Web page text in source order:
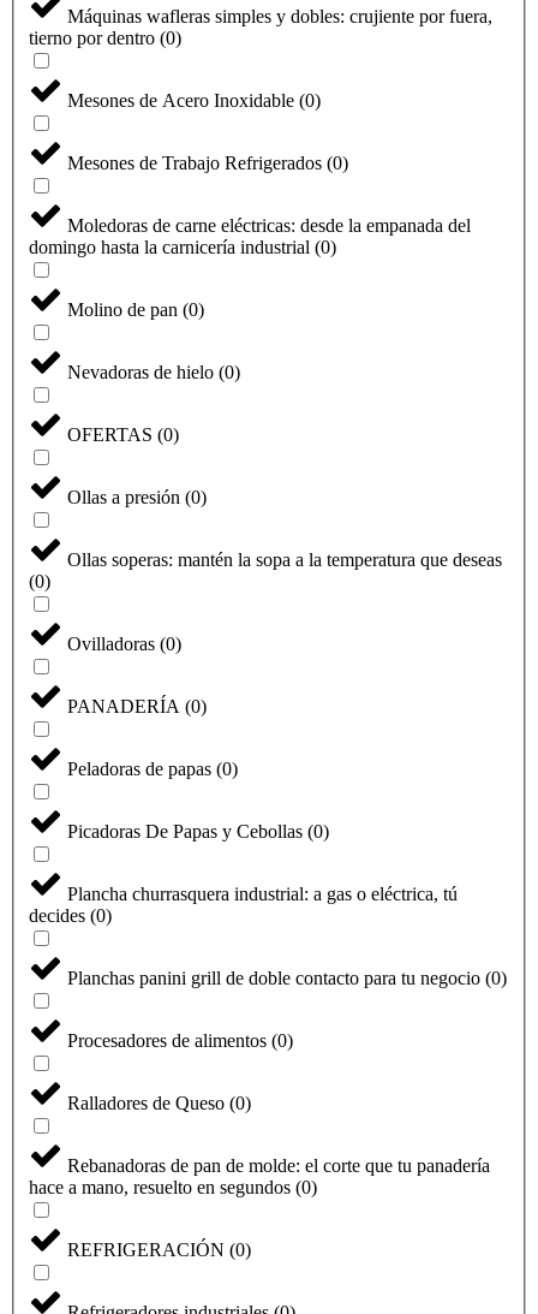
Máquinas wafleras simples y dobles: crujiente por fuera,
tierno por dentro (0)
Mesones de Acero Inoxidable (0)
Mesones de Trabajo Refrigerados (0)
Moledoras de carne eléctricas: desde la empanada del
domingo hasta la carnicería industrial (0)
Molino de pan (0)
Nevadoras de hielo (0)
OFERTAS (0)
Ollas a presión (0)
Ollas soperas: mantén la sopa a la temperatura que deseas
(0)
Ovilladoras (0)
PANADERÍA (0)
Peladoras de papas (0)
Picadoras De Papas y Cebollas (0)
Plancha churrasquera industrial: a gas o eléctrica, tú
decides (0)
Planchas panini grill de doble contacto para tu negocio (0)
Procesadores de alimentos (0)
Ralladores de Queso (0)
Rebanadoras de pan de molde: el corte que tu panadería
hace a mano, resuelto en segundos (0)
REFRIGERACIÓN (0)
¿Cómo calificarías tu experiencia?
Seleccione
una
opción
de
1
a
5
No fue buena